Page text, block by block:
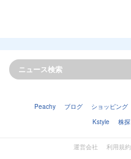
Peachy ブログ ショッピング
Kstyle
株探
運営会社 利用規約